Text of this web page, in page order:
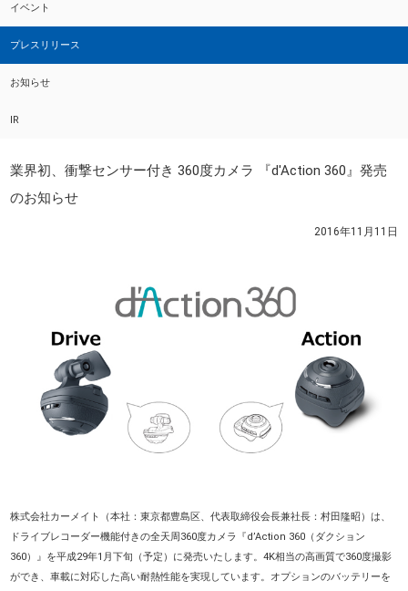
イベント
プレスリリース
お知らせ
IR
業界初、衝撃センサー付き 360度カメラ 『d'Action 360』発売
のお知らせ
2016年11月11日
株式会社カーメイト（本社：東京都豊島区、代表取締役会長兼社長：村田隆昭）は、
ドライブレコーダー機能付きの全天周360度カメラ『d’Action 360（ダクション
360）』を平成29年1月下旬（予定）に発売いたします。4K相当の高画質で360度撮影
ができ、車載に対応した高い耐熱性能を実現しています。オプションのバッテリーを